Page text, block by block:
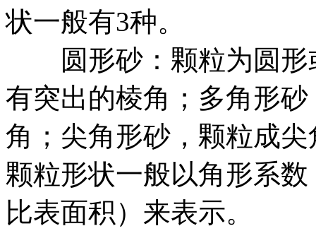
状一般有3种。
圆形砂：颗粒为圆形
有突出的棱角；多角形
角；尖角形砂，颗粒成
颗粒形状一般以角形系
比表面积）来表示。